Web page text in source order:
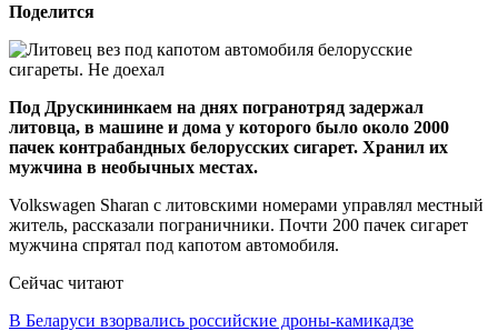
Поделится
Под Друскининкаем на днях погранотряд задержал
литовца, в машине и дома у которого было около 2000
пачек контрабандных белорусских сигарет. Хранил их
мужчина в необычных местах.
Volkswagen Sharan с литовскими номерами управлял местный
житель, рассказали пограничники. Почти 200 пачек сигарет
мужчина спрятал под капотом автомобиля.
Сейчас читают
В Беларуси взорвались российские дроны-камикадзе